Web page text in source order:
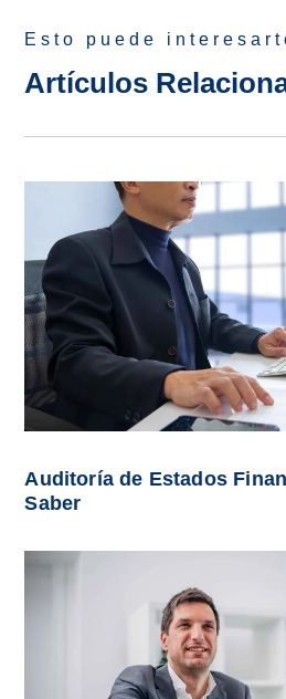
Esto puede
Artículos
Auditoría de Estados
Saber